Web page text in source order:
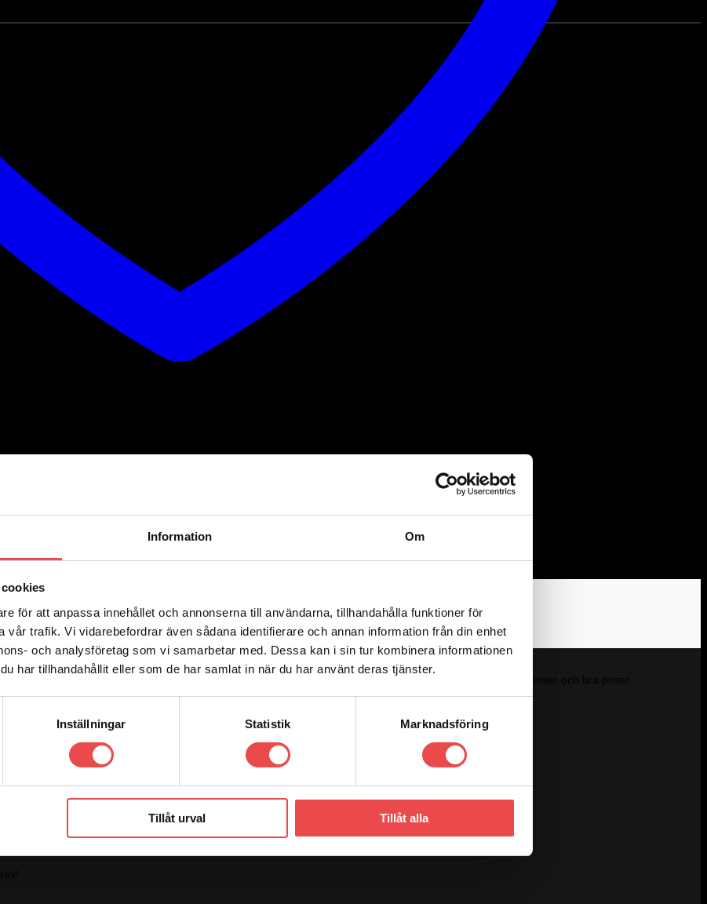
Information Om
för att anpassa innehållet och annonserna till användarna, tillhandahålla funktioner för
vår trafik. Vi vidarebefordrar även sådana identifierare och annan information från din enhet
och analysföretag som vi samarbetar med. Dessa kan i sin tur kombinera informationen
har tillhandahållit eller som de har samlat in när du har använt deras tjänster.
Inställningar Statistik Marknadsföring
Tillåt urval Tillåt alla
vårat sortiment. Vi strävar alltid efter att göra kunden nöjd genom kunskap om produkterna, snabba leveranser och bra priser.